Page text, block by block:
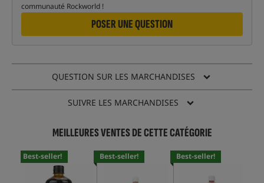
communauté Rockworld !
POSER UNE QUESTION
QUESTION SUR LES MARCHANDISES
SUIVRE LES MARCHANDISES
MEILLEURES VENTES DE CETTE CATÉGORIE
Best-seller! Best-seller! Best-seller!